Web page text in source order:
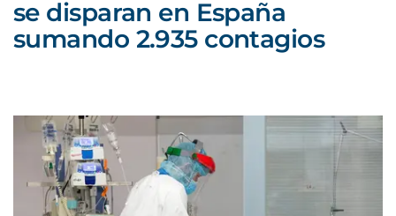
se disparan en España
sumando 2.935 contagios